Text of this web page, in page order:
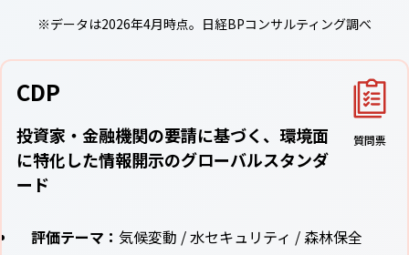
※データは2026年4月時点。日経BPコンサルティング調べ
CDP
投資家・金融機関の要請に基づく、環境面
に特化した情報開示のグローバルスタンダ
ード
質問票
評価テーマ： 気候変動 / 水セキュリティ / 森林保全